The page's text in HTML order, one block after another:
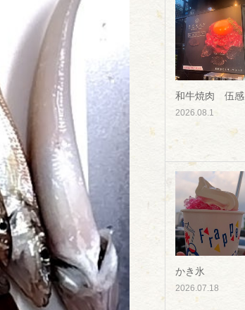
和牛焼肉 伍感
2026.08.1
かき氷
2026.07.18